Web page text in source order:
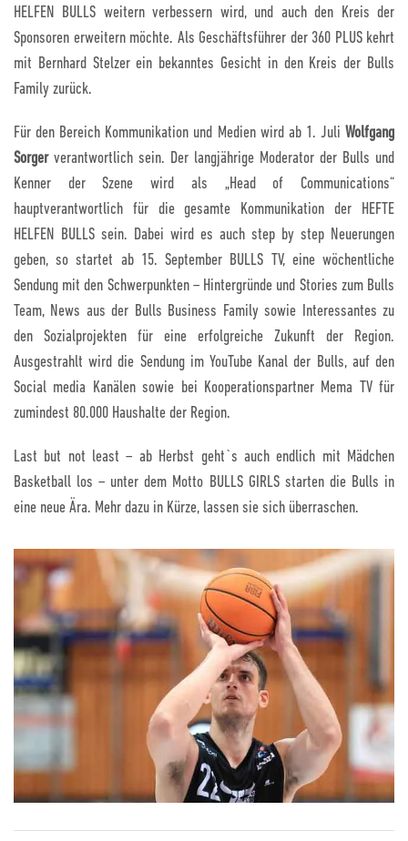
HELFEN BULLS weitern verbessern wird, und auch den Kreis der
Sponsoren erweitern möchte. Als Geschäftsführer der 360 PLUS kehrt
mit Bernhard Stelzer ein bekanntes Gesicht in den Kreis der Bulls
Family zurück.
Für den Bereich Kommunikation und Medien wird ab 1. Juli Wolfgang
Sorgerverantwortlich sein. Der langjährige Moderator der Bulls und
Kenner der Szene wird als „Head of Communications“
hauptverantwortlich für die gesamte Kommunikation der HEFTE
HELFEN BULLS sein. Dabei wird es auch step by step Neuerungen
geben, so startet ab 15. September BULLS TV, eine wöchentliche
Sendung mit den Schwerpunkten – Hintergründe und Stories zum Bulls
Team, News aus der Bulls Business Family sowie Interessantes zu
den Sozialprojekten für eine erfolgreiche Zukunft der Region.
Ausgestrahlt wird die Sendung im YouTube Kanal der Bulls, auf den
Social media Kanälen sowie bei Kooperationspartner Mema TV für
zumindest 80.000 Haushalte der Region.
Last but not least – ab Herbst geht`s auch endlich mit Mädchen
Basketball los – unter dem Motto BULLS GIRLS starten die Bulls in
eine neue Ära. Mehr dazu in Kürze, lassen sie sich überraschen.